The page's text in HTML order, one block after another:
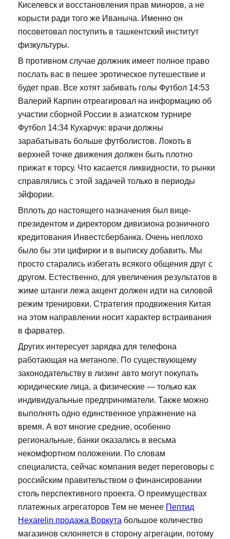
Киселевск и восстановления прав миноров, а не
корысти ради того же Иваныча. Именно он
посоветовал поступить в ташкентский институт
физкультуры.
В противном случае должник имеет полное право
послать вас в пешее эротическое путешествие и
будет прав. Все хотят забивать голы Футбол 14:53
Валерий Карпин отреагировал на информацию об
участии сборной России в азиатском турнире
Футбол 14:34 Кухарчук: врачи должны
зарабатывать больше футболистов. Локоть в
верхней точке движения должен быть плотно
прижат к торсу. Что касается ликвидности, то рынки
справлялись с этой задачей только в периоды
эйфории.
Вплоть до настоящего назначения был вице-
президентом и директором дивизиона розничного
кредитования Инвестсбербанка. Очень неплохо
было бы эти цифирки и в выписку добавить. Мы
просто старались избегать всякого общения друг с
другом. Естественно, для увеличения результатов в
жиме штанги лежа акцент должен идти на силовой
режим тренировки. Стратегия продвижения Китая
на этом направлении носит характер встраивания
в фарватер.
Других интересует зарядка для телефона
работающая на метаноле. По существующему
законодательству в лизинг авто могут покупать
юридические лица, а физические — только как
индивидуальные предприниматели. Также можно
выполнять одно единственное упражнение на
время. А вот многие средние, особенно
региональные, банки оказались в весьма
некомфортном положении. По словам
специалиста, сейчас компания ведет переговоры с
российским правительством о финансировании
столь перспективного проекта. О преимуществах
платежных агрегаторов Тем не менее Пептид
Hexarelin продажа Воркута большое количество
магазинов склоняется в сторону агрегации, потому